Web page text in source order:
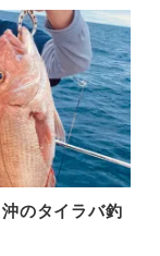
沖のタイラバ釣